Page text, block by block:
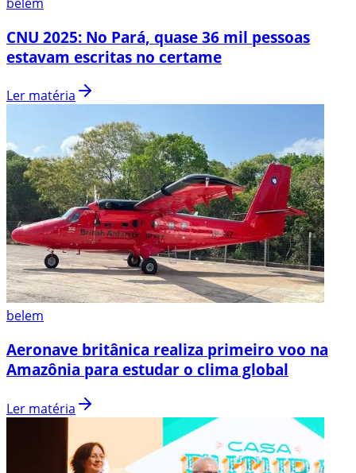
CNU 2025: No Pará, quase 36 mil pessoas
estavam escritas no certame
Ler matéria
belem
Aeronave britânica realiza primeiro voo na
Amazônia para estudar o clima global
Ler matéria